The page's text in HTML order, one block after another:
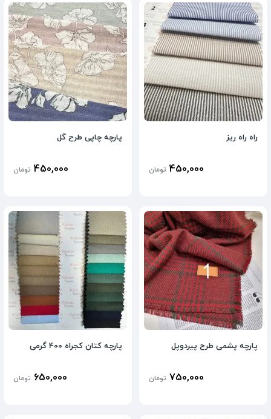
راه راه ریز
450,000 تومان
پارچه چاپی طرح گل
450,000 تومان
پارچه پشمی طرح پیردوپل
750,000 تومان
پارچه کتان کجراه 400 گرمی
650,000 تومان